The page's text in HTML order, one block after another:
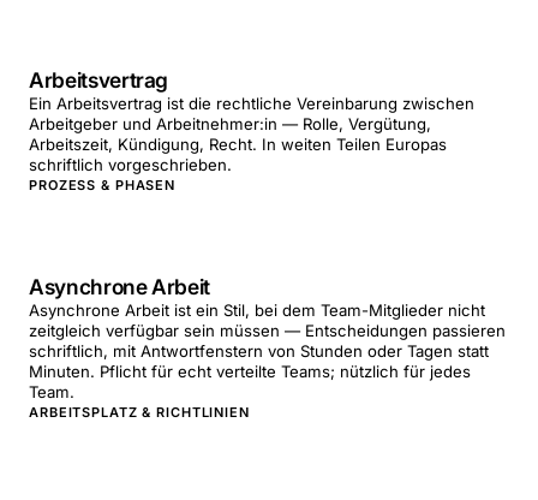
Arbeitsvertrag
Ein Arbeitsvertrag ist die rechtliche Vereinbarung zwischen
Arbeitgeber und Arbeitnehmer:in — Rolle, Vergütung,
Arbeitszeit, Kündigung, Recht. In weiten Teilen Europas
schriftlich vorgeschrieben.
PROZESS & PHASEN
Asynchrone Arbeit
Asynchrone Arbeit ist ein Stil, bei dem Team-Mitglieder nicht
zeitgleich verfügbar sein müssen — Entscheidungen passieren
schriftlich, mit Antwortfenstern von Stunden oder Tagen statt
Minuten. Pflicht für echt verteilte Teams; nützlich für jedes
Team.
ARBEITSPLATZ & RICHTLINIEN